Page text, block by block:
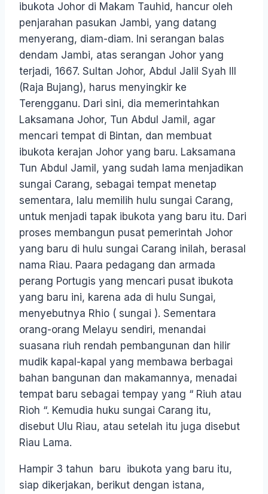
ibukota Johor di Makam Tauhid, hancur oleh
penjarahan pasukan Jambi, yang datang
menyerang, diam-diam. Ini serangan balas
dendam Jambi, atas serangan Johor yang
terjadi, 1667. Sultan Johor, Abdul Jalil Syah III
(Raja Bujang), harus menyingkir ke
Terengganu. Dari sini, dia memerintahkan
Laksamana Johor, Tun Abdul Jamil, agar
mencari tempat di Bintan, dan membuat
ibukota kerajan Johor yang baru. Laksamana
Tun Abdul Jamil, yang sudah lama menjadikan
sungai Carang, sebagai tempat menetap
sementara, lalu memilih hulu sungai Carang,
untuk menjadi tapak ibukota yang baru itu. Dari
proses membangun pusat pemerintah Johor
yang baru di hulu sungai Carang inilah, berasal
nama Riau. Paara pedagang dan armada
perang Portugis yang mencari pusat ibukota
yang baru ini, karena ada di hulu Sungai,
menyebutnya Rhio ( sungai ). Sementara
orang-orang Melayu sendiri, menandai
suasana riuh rendah pembangunan dan hilir
mudik kapal-kapal yang membawa berbagai
bahan bangunan dan makamannya, menadai
tempat baru sebagai tempay yang “ Riuh atau
Rioh “. Kemudia huku sungai Carang itu,
disebut Ulu Riau, atau setelah itu juga disebut
Riau Lama.
Hampir 3 tahun baru ibukota yang baru itu,
siap dikerjakan, berikut dengan istana,